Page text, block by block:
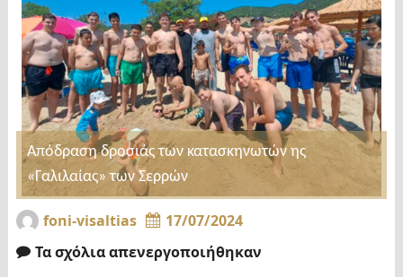
Απόδραση δροσιάς των κατασκηνωτών ης
«Γαλιλαίας» των Σερρών
foni-visaltias
17/07/2024
Τα σχόλια απενεργοποιήθηκαν